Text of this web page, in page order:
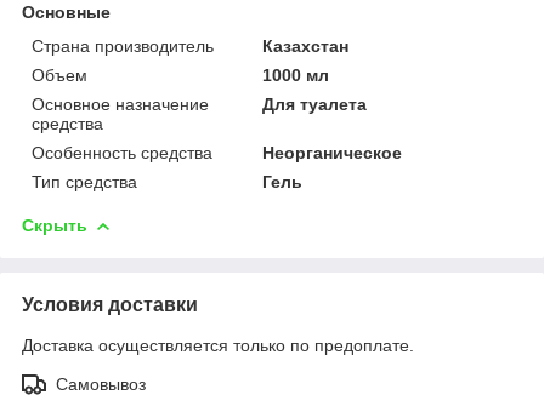
Основные
Страна производитель
Казахстан
Объем
1000 мл
Основное назначение
средства
Для туалета
Особенность средства
Неорганическое
Тип средства
Гель
Скрыть
Условия доставки
Доставка осуществляется только по предоплате.
Самовывоз